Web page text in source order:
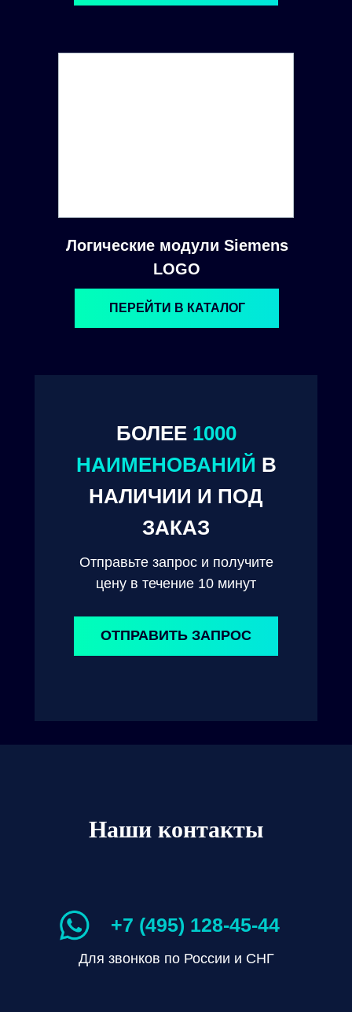
ОТПРАВИТЬ ЗАПРОС
БОЛЕЕ 1000
НАИМЕНОВАНИЙ В
НАЛИЧИИ И ПОД
ЗАКАЗ
Отправьте запрос и получите
цену в течение 10 минут
Логические модули Siemens
LOGO
ПЕРЕЙТИ В КАТАЛОГ
Наши контакты
Для звонков по России и СНГ
+7 (495) 128-45-44